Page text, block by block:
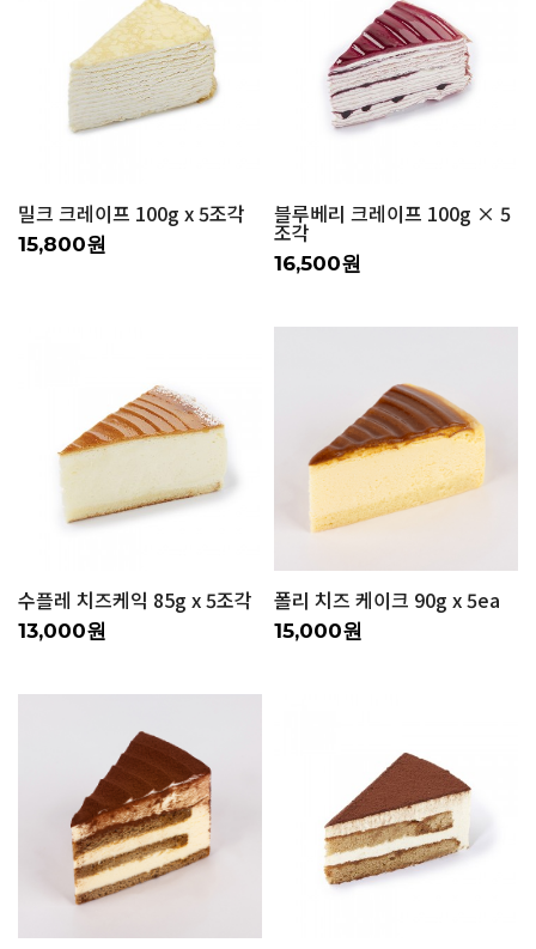
밀크 크레이프 100g x 5조각
15,800원
블루베리 크레이프 100g × 5
조각
16,500원
수플레 치즈케익 85g x 5조각
13,000원
폴리 치즈 케이크 90g x 5ea
15,000원